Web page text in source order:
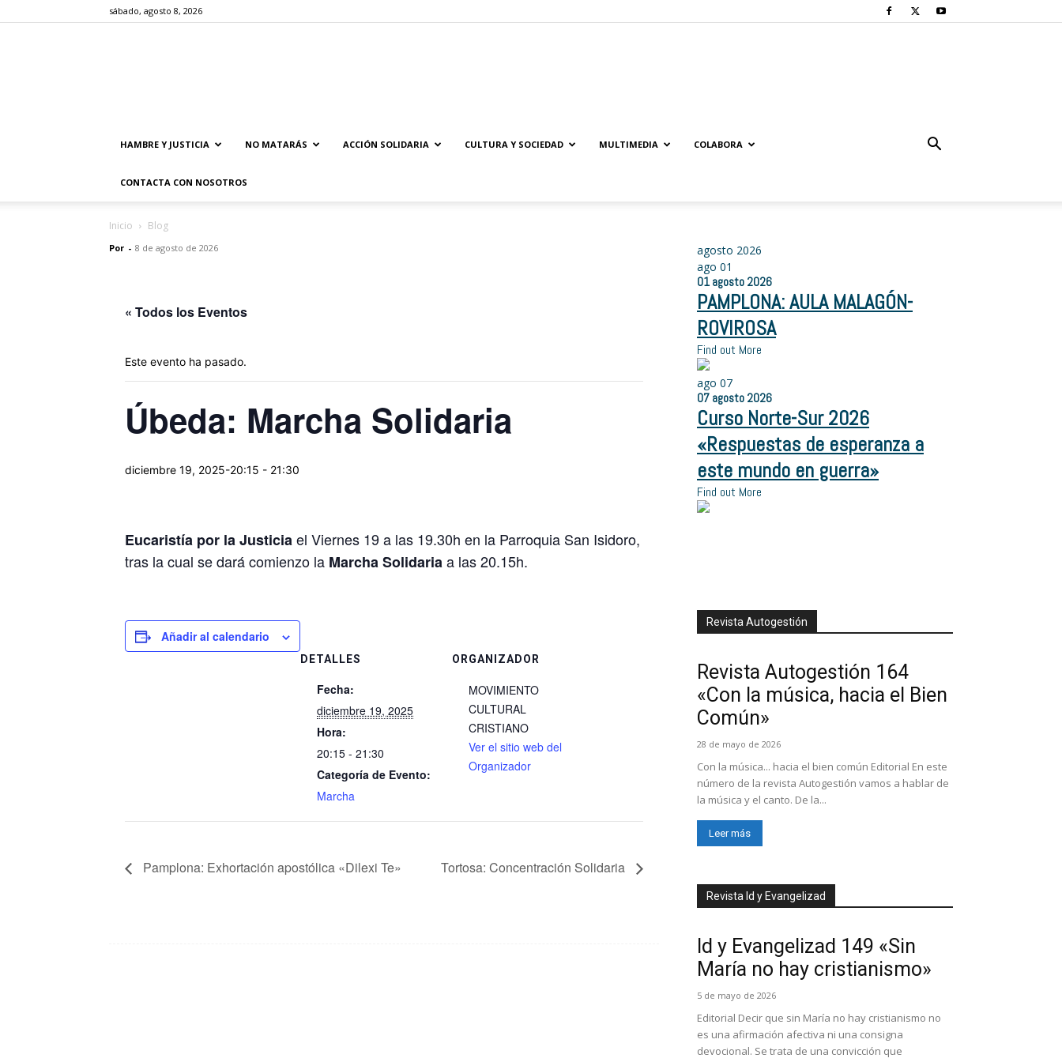
sábado, agosto 8, 2026
HAMBRE Y JUSTICIA NO MATARÁS ACCIÓN SOLIDARIA CULTURA Y SOCIEDAD MULTIMEDIA COLABORA
CONTACTA CON NOSOTROS
Inicio Blog
Por - 8 de agosto de 2026
« Todos los Eventos
Este evento ha pasado.
Úbeda: Marcha Solidaria
diciembre 19, 2025-20:15 - 21:30
Eucaristía por la Justiciael Viernes 19 a las 19.30h en la Parroquia San Isidoro,
tras la cual se dará comienzo la Marcha Solidariaa las 20.15h.
Añadir al calendario
DETALLES
Fecha:
diciembre 19, 2025
Hora:
20:15 - 21:30
Categoría de Evento:
Marcha
ORGANIZADOR
MOVIMIENTO
CULTURAL
CRISTIANO
Ver el sitio web del
Organizador
Pamplona: Exhortación apostólica «Dilexi Te» Tortosa: Concentración Solidaria
agosto 2026
ago 01
01 agosto 2026
PAMPLONA: AULA MALAGÓN-
ROVIROSA
Find out More
ago 07
07 agosto 2026
Curso Norte-Sur 2026
«Respuestas de esperanza a
este mundo en guerra»
Find out More
Revista Autogestión
Revista Autogestión 164
«Con la música, hacia el Bien
Común»
28 de mayo de 2026
Con la música... hacia el bien común Editorial En este
número de la revista Autogestión vamos a hablar de
la música y el canto. De la...
Leer más
Revista Id y Evangelizad
Id y Evangelizad 149 «Sin
María no hay cristianismo»
5 de mayo de 2026
Editorial Decir que sin María no hay cristianismo no
es una afirmación afectiva ni una consigna
devocional. Se trata de una convicción que